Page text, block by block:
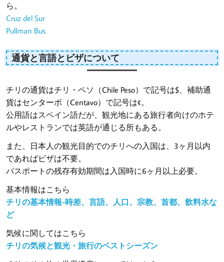
ら。
Cruz del Sur
Pullman Bus
通貨と言語とビザについて
チリの通貨はチリ・ペソ（Chile Peso）で記号は$、補助通
貨はセンターボ（Centavo）で記号は¢。
公用語はスペイン語だが、観光地にある旅行者向けのホテ
ルやレストランでは英語が通じる所もある。
また、日本人の観光目的でのチリへの入国は、3ヶ月以内
であればビザは不要。
パスポートの残存有効期間は入国時に6ヶ月以上必要。
基本情報はこちら
チリの基本情報-時差、言語、人口、宗教、首都、飲料水な
ど
気候に関してはこちら
チリの気候と観光・旅行のベストシーズン